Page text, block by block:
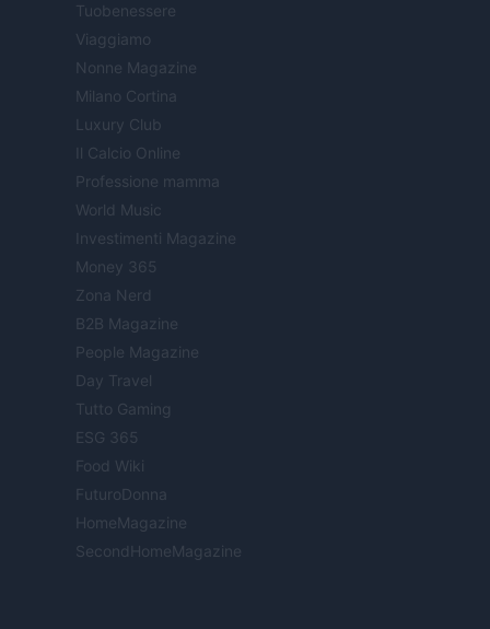
Tuobenessere
Viaggiamo
Nonne Magazine
Milano Cortina
Luxury Club
Il Calcio Online
Professione mamma
World Music
Investimenti Magazine
Money 365
Zona Nerd
B2B Magazine
People Magazine
Day Travel
Tutto Gaming
ESG 365
Food Wiki
FuturoDonna
HomeMagazine
SecondHomeMagazine